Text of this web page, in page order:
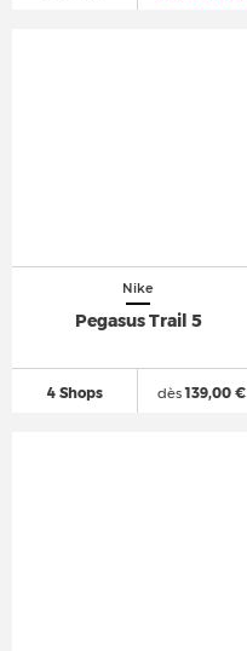
Nike
Pegasus Trail 5
4 Shops dès139,00 €